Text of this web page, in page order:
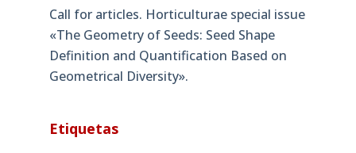
Call for articles. Horticulturae special issue
«The Geometry of Seeds: Seed Shape
Definition and Quantification Based on
Geometrical Diversity»​.
Etiquetas